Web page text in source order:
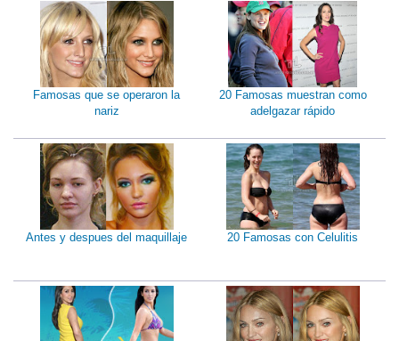
Famosas que se operaron la
nariz
20 Famosas muestran como
adelgazar rápido
Antes y despues del maquillaje 20 Famosas con Celulitis